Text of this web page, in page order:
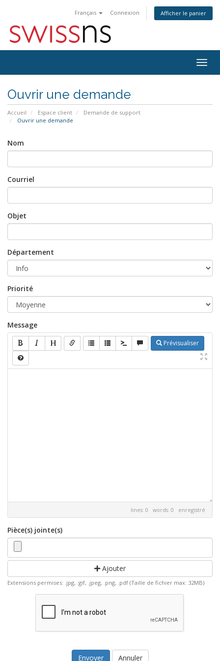
Français Connexion Afficher le panier
la
Ouvrir une demande
Accueil Espace client
Demande de support
Ouvrir une demande
Nom
Courriel
Objet
Département
Priorité
Message
Prévisualiser
lines: 0 words: 0 enregistré
Pièce(s) jointe(s)
Ajouter
Extensions permises: .jpg, .gif, .jpeg, .png, .pdf (Taille de fichier max: 32MB)
Annuler